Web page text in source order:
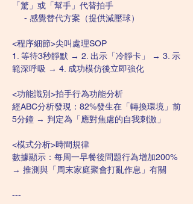
「驚」或「幫手」代替拍手
     - 感覺替代方案（提供減壓球）
<程序細節>尖叫處理SOP
1. 等待3秒靜默 → 2. 出示「冷靜卡」 → 3. 示
範深呼吸 → 4. 成功模仿後立即強化
<功能識別>拍手行為功能分析
經ABC分析發現：82%發生在「轉換環境」前
5分鐘 → 判定為「應對焦慮的自我刺激」
<模式分析>時間規律
數據顯示：每周一早餐後問題行為增加200%
→ 推測與「周末家庭聚會打亂作息」有關
---